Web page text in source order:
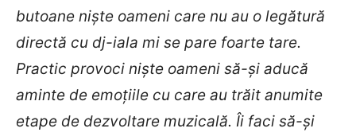
butoane niște oameni care nu au o legătură
directă cu dj-iala mi se pare foarte tare.
Practic provoci niște oameni să-și aducă
aminte de emoțiile cu care au trăit anumite
etape de dezvoltare muzicală. Îi faci să-și